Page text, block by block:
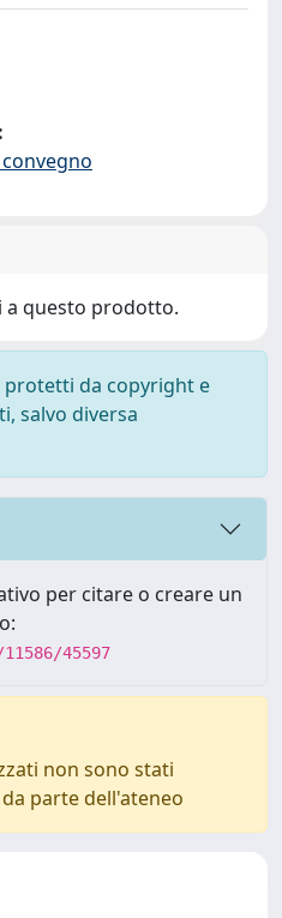
a questo prodotto.
protetti da copyright e
salvo diversa
per citare o creare un
45597
non sono stati
parte dell'ateneo